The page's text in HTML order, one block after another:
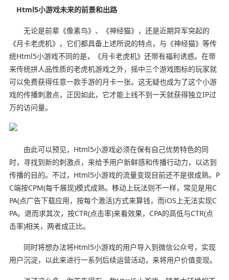
Html5小游戏未来的前景和出路
无论是前辈《像素鸟》、《神经猫》，还是近期异军突起的
《月卡老虎机》，它们都具备上述所说的特点，与《神经猫》等传
统Html5小游戏不同的是，《月卡老虎机》还带有福利诱惑。在带
来传统拼人品性质的老虎机游戏之外，摇中三个游戏图标的玩家就
可以免费获得任意一款手游的月卡一张。这无疑也成为了这个小游
戏的传播刺激点，正因如此，它才能上线不到一天就获得独立IP过
万的访问量。
由此可以预见，Html5小游戏必须在保有自己优势特色的同
时，寻找到新的刺激点，来给予用户新鲜感和传播行动力，以达到
传播的目的。不过，Html5小游戏的流量变现目前还不是很成熟。P
C端按CPM(每千展现)模式成熟。移动上玩法则不一样，常见是用C
PA(点广告下载应用，按每个激活)方式来算钱，而iOS上无法实现C
PA。退而求其次，按CTR(点击率)来看效果，CPA的高低与CTR(点
击率)相关，两者成正比。
同时将想办法将Html5小游戏的用户导入到微信公众号，实现
用户沉淀，以此来进行一系列后续运营活动，来将用户价值变现。